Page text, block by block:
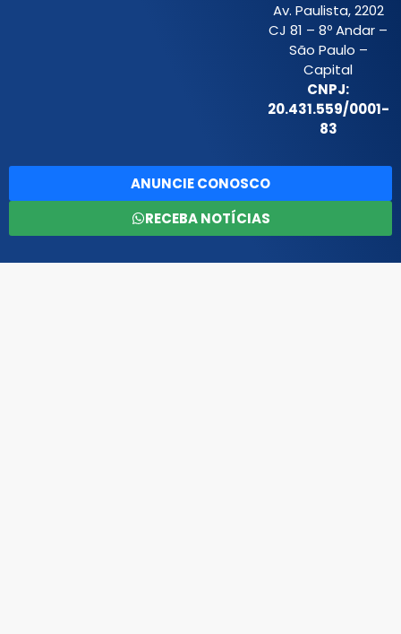
Av. Paulista, 2202
CJ 81 – 8º Andar –
São Paulo –
Capital
CNPJ:
20.431.559/0001-
83
ANUNCIE CONOSCO
RECEBA NOTÍCIAS